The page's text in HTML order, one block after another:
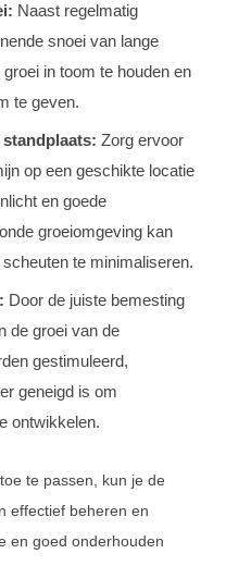
Naast regelmatig
snoei van lange
in toom te houden en
te geven.
standplaats: Zorg ervoor
op een geschikte locatie
en goede
groeiomgeving kan
te minimaliseren.
Door de juiste bemesting
de groei van de
gestimuleerd,
geneigd is om
ontwikkelen.
te passen, kun je de
effectief beheren en
en goed onderhouden